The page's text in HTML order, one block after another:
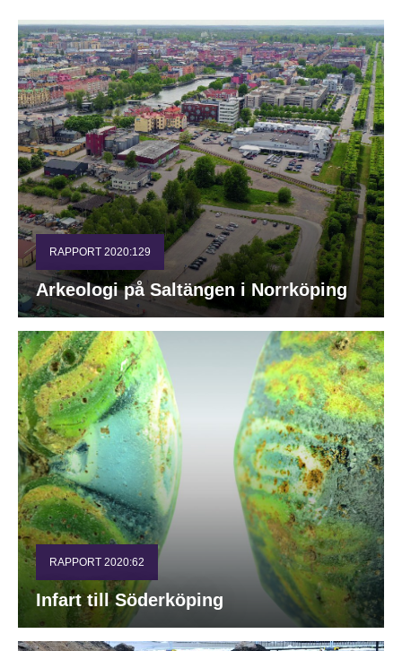
RAPPORT 2020:129
Arkeologi på Saltängen i Norrköping
RAPPORT 2020:62
Infart till Söderköping